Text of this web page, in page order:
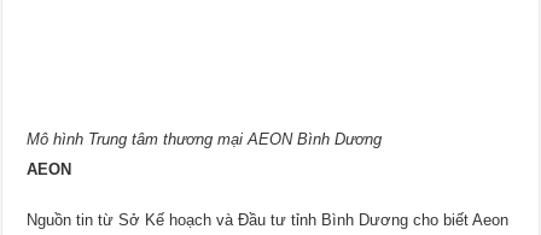
Mô hình Trung tâm thương mại AEON Bình Dương
AEON
Nguồn tin từ Sở Kế hoạch và Đầu tư tỉnh Bình Dương cho biết Aeon